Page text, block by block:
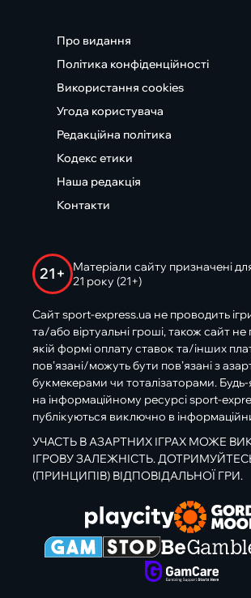
Про видання
Політика конфіденційності
Використання cookies
Угода користувача
Редакційна політика
Кодекс етики
Наша редакція
Контакти
21+
Матеріали сайту призначені
21 року (21+)
Сайт sport-express.ua не проводить
та/або віртуальні гроші, також сайт не
якій формі оплату ставок та/інших
пов’язані/можуть бути пов’язані з
букмекерами чи тоталізаторами. Будь-
на інформаційному ресурсі sport-
публікуються виключно в
УЧАСТЬ В АЗАРТНИХ ІГРАХ МОЖЕ
ІГРОВУ ЗАЛЕЖНІСТЬ.
(ПРИНЦИПІВ) ВІДПОВІДАЛЬНОЇ ГРИ.